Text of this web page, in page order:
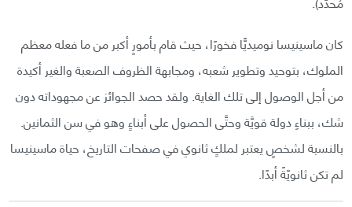
كان ماسينيسا نوميديًّا فخورًا، حيث قام بأمورٍ أكبر من ما فعله معظم
الملوك، بتوحيد وتطوير شعبه، ومجابهة الظروف الصعبة والغير أكيدة
من أجل الوصول إلى تلك الغاية. ولقد حصد الجوائز عن مجهوداته دون
شك، ببناءِ دولة قويَّة وحتَّى الحصول على أبناءٍ وهو في سن الثمانين.
بالنسبة لشخصٍ يعتبر لملكٍ ثانوي في صفحات التاريخ، حياة ماسينيسا
لم تكن ثانويّةً أبدًا.